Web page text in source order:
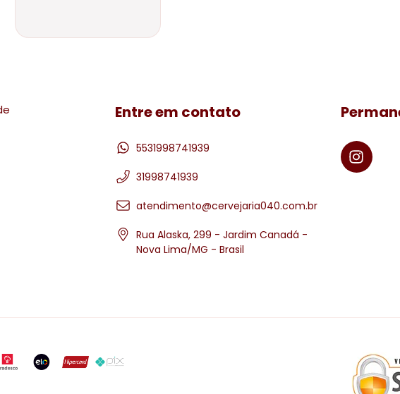
Entre em contato
5531998741939
31998741939
atendimento@cervejaria040.com.br
Rua Alaska, 299 - Jardim Canadá -
Nova Lima/MG - Brasil